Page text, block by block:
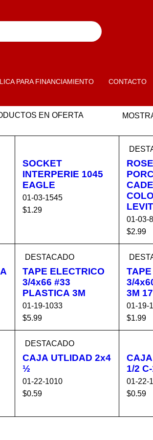
PARA FINANCIAMIENTO CONTACTO
EN OFERTA
SOCKET
INTERPERIE 1045
EAGLE
01-03-1545
$1.29
01-03-
$2.99
DESTACADO
TAPE ELECTRICO
3/4x66 #33
PLASTICA 3M
01-19-1033
$5.99
AÑADIR AL C
ARRITO
VISTA
3/
3M
01-19-
$1.99
DESTACADO
CAJA UTLIDAD 2x4
½
01-22-1010
$0.59
01-22-
$0.59